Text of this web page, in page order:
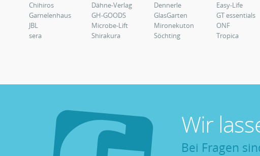
Chihiros
Dähne-Verlag Dennerle Easy-Life
Garnelenhaus
GH-GOODS GlasGarten GT essentials
JBL
Microbe-Lift Mironekuton ONF
sera
Shirakura Söchting Tropica
Wir
Bei Fragen